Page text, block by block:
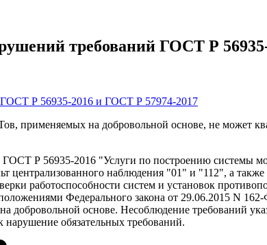
требований ГОСТ Р
на добровольной основе, не может
ГОСТ Р 56935-2016 "Услуги по построению системы
централизованного наблюдения "01" и "112", а
работоспособности систем и установок
Федерального закона от 29.06.2015 N
добровольной основе. Несоблюдение требований
обязательных требований.